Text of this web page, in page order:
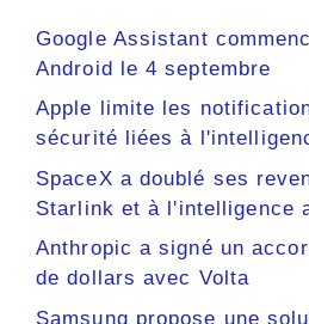
Google Assistant
Android le 4 septembre
Apple limite les
sécurité liées à
SpaceX a doublé ses
Starlink et à l'intelligence
Anthropic a signé un
de dollars avec Volta
Samsung propose une